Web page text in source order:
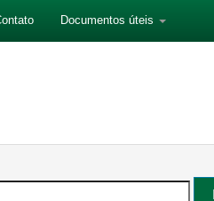
Documentos úteis